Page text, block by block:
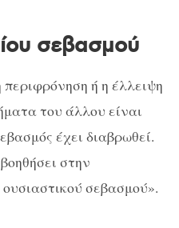
σεβασμού
ή η έλλειψη
του άλλου είναι
έχει διαβρωθεί.
στην
σεβασμού».